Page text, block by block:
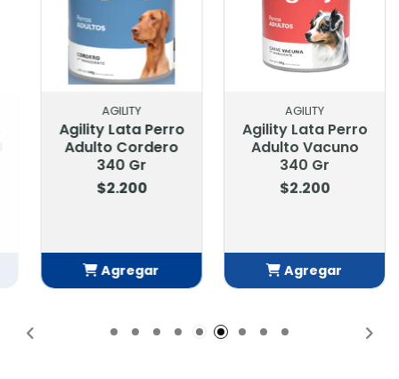
AGILITY
Agility Lata Perro
Adulto Cordero
340 Gr
$2.200
Agregar
AGILITY
Agility Lata Perro
Adulto Vacuno
340 Gr
$2.200
Agregar